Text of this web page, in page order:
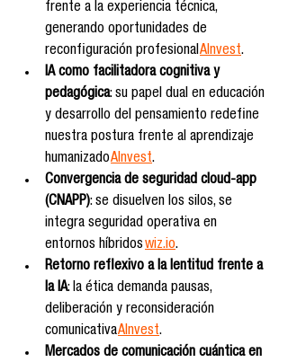
frente a la experiencia técnica,
generando oportunidades de
reconfiguración profesional AInvest.
IA como facilitadora cognitiva y
pedagógica: su papel dual en educación
y desarrollo del pensamiento redefine
nuestra postura frente al aprendizaje
humanizado AInvest.
Convergencia de seguridad cloud-app
(CNAPP): se disuelven los silos, se
integra seguridad operativa en
entornos híbridos wiz.io.
Retorno reflexivo a la lentitud frente a
la IA: la ética demanda pausas,
deliberación y reconsideración
comunicativa AInvest.
Mercados de comunicación cuántica en